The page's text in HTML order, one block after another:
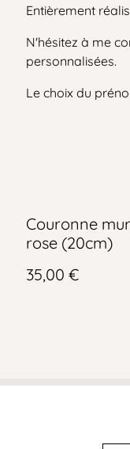
Entièrement
N'hésitez à me
personnalisées.
Le choix du
Couronne
rose (20cm)
35,00 €